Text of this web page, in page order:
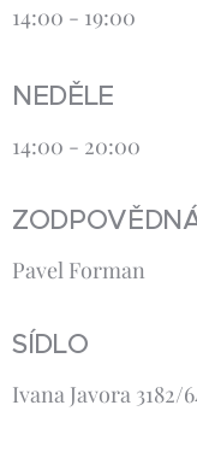
14:00 - 19:00
NEDĚLE
14:00 - 20:00
Pavel Forman
SÍDLO
Ivana Javora 3182/